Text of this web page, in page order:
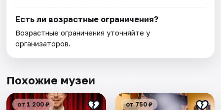
Есть ли возрастные ограничения?
Возрастные ограничения уточняйте у
организаторов.
Похожие музеи
от 1 200 ₽ от 750 ₽